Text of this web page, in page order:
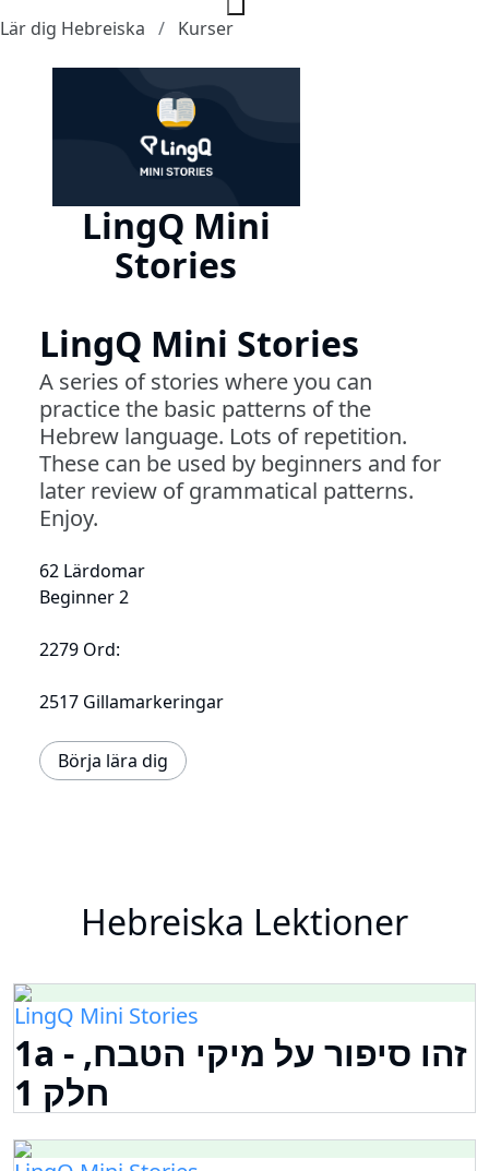
Lär dig Hebreiska Kurser
LingQ Mini
Stories
LingQ Mini Stories
A series of stories where you can
practice the basic patterns of the
Hebrew language. Lots of repetition.
These can be used by beginners and for
later review of grammatical patterns.
Enjoy.
62 Lärdomar
Beginner 2
2279 Ord:
2517 Gillamarkeringar
Börja lära dig
Hebreiska Lektioner
LingQ Mini Stories
1a - זהו סיפור על מיקי הטבח,
חלק 1